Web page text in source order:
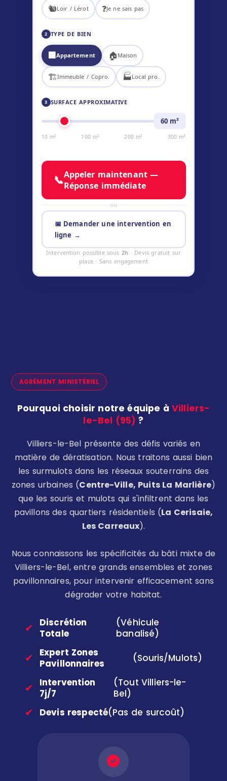
🐿️Loir / Lérot ❓Je ne sais pas
2 TYPE DE BIEN
🏢Appartement 🏠 Maison
🏗️Immeuble / Copro. 🏭Local pro.
3 SURFACE APPROXIMATIVE
60m²
10 m² 100 m² 200 m² 300 m²
📞Appeler maintenant —
Réponse immédiate
ou
📅 Demander une intervention en
ligne →
Intervention possible sous2h · Devis gratuit sur
place · Sans engagement
AGRÉMENT MINISTÉRIEL
Pourquoi choisir notre équipe àVilliers-
le-Bel (95) ?
Villiers-le-Bel présente des défis variés en
matière de dératisation. Nous traitons aussi bien
les surmulots dans les réseaux souterrains des
zones urbaines (Centre-Ville, Puits La Marlière)
que les souris et mulots qui s'infiltrent dans les
pavillons des quartiers résidentiels (La Cerisaie,
Les Carreaux).
Nous connaissons les spécificités du bâti mixte de
Villiers-le-Bel, entre grands ensembles et zones
pavillonnaires, pour intervenir efficacement sans
dégrader votre habitat.
✔
Discrétion
Totale
(Véhicule
banalisé)
✔
Expert Zones
Pavillonnaires
(Souris/Mulots)
✔
Intervention
7j/7
(Tout Villiers-le-
Bel)
✔ Devis respecté(Pas de surcoût)